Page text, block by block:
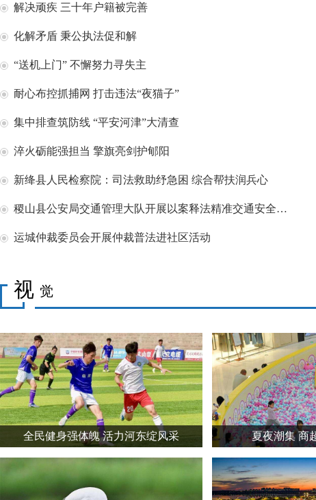
解决顽疾 三十年户籍被完善
化解矛盾 秉公执法促和解
“送机上门” 不懈努力寻失主
耐心布控抓捕网 打击违法“夜猫子”
集中排查筑防线 “平安河津”大清查
淬火砺能强担当 擎旗亮剑护郇阳
新绛县人民检察院：司法救助纾急困 综合帮扶润兵心
稷山县公安局交通管理大队开展以案释法精准交通安全宣传教育活动
运城仲裁委员会开展仲裁普法进社区活动
视 觉
全民健身强体魄 活力河东绽风采 夏夜潮集 商